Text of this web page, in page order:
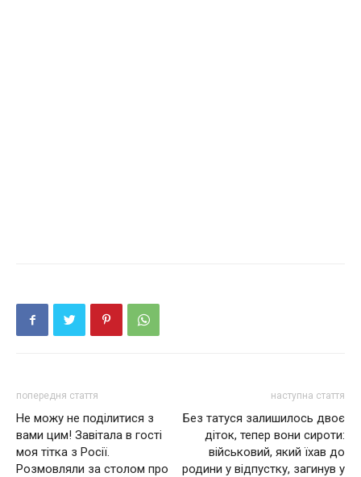
попередня стаття
Не можу не поділитися з
вами цим! Завітала в гості
мoя тiткa з Pociї.
Розмовляли зa cтoлoм пpo
наступна стаття
Без татуся залишилось двоє
діток, тепер вони сироти:
військовий, який їхав до
родини у відпустку, загинув у